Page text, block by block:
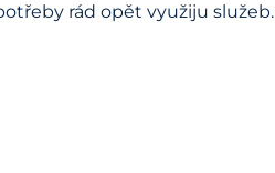
rád opět využiju služeb.